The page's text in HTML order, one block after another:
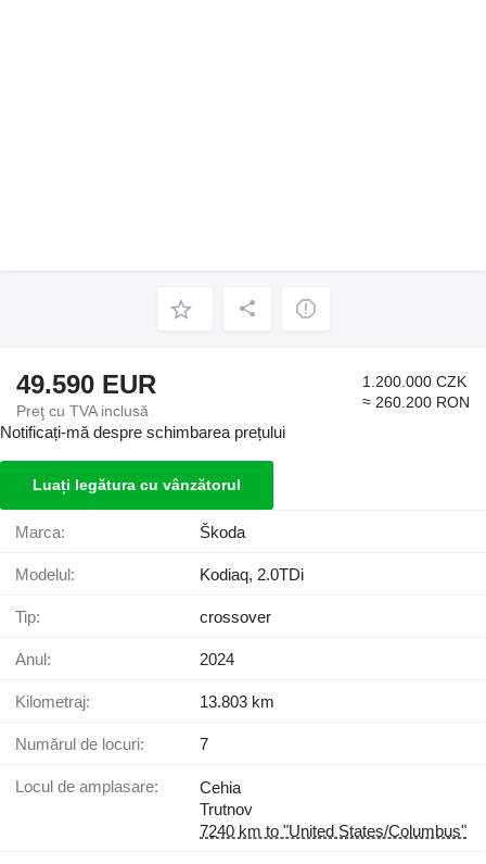
49.590 EUR
Preţ cu TVA inclusă
1.200.000 CZK
≈ 260.200 RON
Notificați-mă despre schimbarea prețului
Luați legătura cu vânzătorul
Marca: Škoda
Modelul: Kodiaq, 2.0TDi
Tip: crossover
Anul: 2024
Kilometraj: 13.803 km
Numărul de locuri: 7
Locul de amplasare:
Cehia
Trutnov
7240 km to "United States/Columbus"